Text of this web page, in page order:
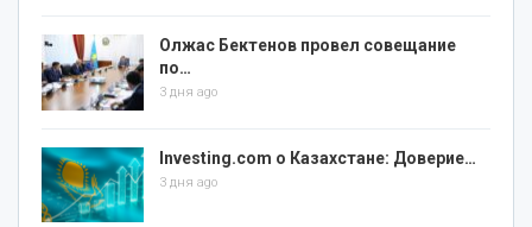
Олжас Бектенов провел совещание
по…
3 дня ago
Investing.com о Казахстане: Доверие…
3 дня ago